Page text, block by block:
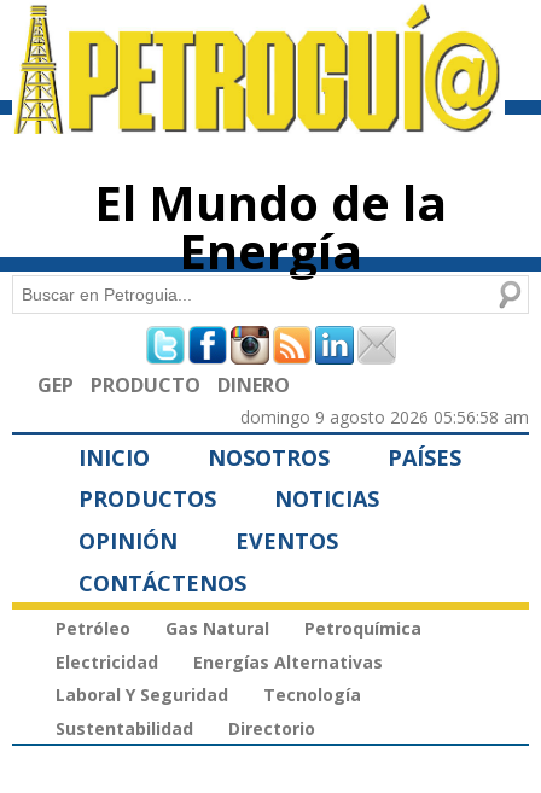
contenido
El Mundo de la
Energía
Formulario de búsqueda
Buscar
GEP PRODUCTO DINERO
domingo 9 agosto 2026 05:56:58 am
INICIO NOSOTROS
PAÍSES
PRODUCTOS
NOTICIAS
OPINIÓN
EVENTOS
CONTÁCTENOS
Petróleo Gas Natural
Petroquímica
Electricidad
Energías Alternativas
Laboral Y Seguridad
Tecnología
Sustentabilidad
Directorio